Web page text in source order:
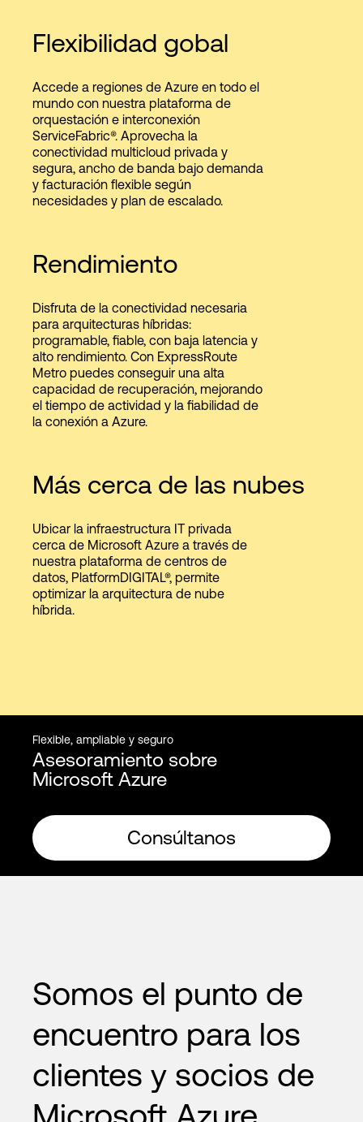
Flexibilidad gobal
Accede a regiones de Azure en todo el
mundo con nuestra plataforma de
orquestación e interconexión
ServiceFabric®. Aprovecha la
conectividad multicloud privada y
segura, ancho de banda bajo demanda
y facturación flexible según
necesidades y plan de escalado.
Rendimiento
Disfruta de la conectividad necesaria
para arquitecturas híbridas:
programable, fiable, con baja latencia y
alto rendimiento. Con ExpressRoute
Metro puedes conseguir una alta
capacidad de recuperación, mejorando
el tiempo de actividad y la fiabilidad de
la conexión a Azure.
Más cerca de las nubes
Ubicar la infraestructura IT privada
cerca de Microsoft Azure a través de
nuestra plataforma de centros de
datos, PlatformDIGITAL®, permite
optimizar la arquitectura de nube
híbrida.
Flexible, ampliable y seguro
Asesoramiento sobre
Microsoft Azure
Consúltanos
Somos el punto de
encuentro para los
clientes y socios de